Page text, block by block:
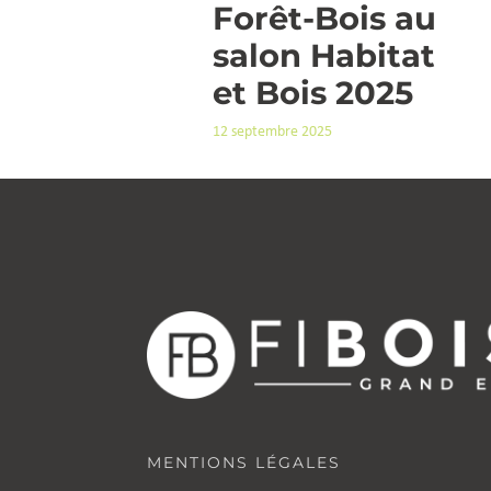
Forêt-Bois au
salon Habitat
et Bois 2025
12 septembre 2025
MENTIONS LÉGALES